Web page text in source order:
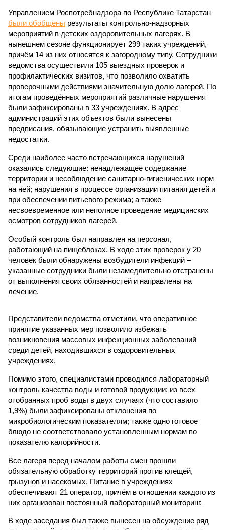
Управлением Роспотребнадзора по Республике Татарстан
были обобщены результаты контрольно-надзорных
мероприятий в детских оздоровительных лагерях. В
нынешнем сезоне функционирует 299 таких учреждений,
причём 14 из них относятся к загородному типу. Сотрудники
ведомства осуществили 105 выездных проверок и
профилактических визитов, что позволило охватить
проверочными действиями значительную долю лагерей. По
итогам проведённых мероприятий различные нарушения
были зафиксированы в 33 учреждениях. В адрес
администраций этих объектов были вынесены
предписания, обязывающие устранить выявленные
недостатки.
Среди наиболее часто встречающихся нарушений
оказались следующие: ненадлежащее содержание
территории и несоблюдение санитарно-гигиенических норм
на ней; нарушения в процессе организации питания детей и
при обеспечении питьевого режима; а также
несвоевременное или неполное проведение медицинских
осмотров сотрудников лагерей.
Особый контроль был направлен на персонал,
работающий на пищеблоках. В ходе этих проверок у 20
человек были обнаружены возбудители инфекций –
указанные сотрудники были незамедлительно отстранены
от выполнения своих обязанностей и направлены на
лечение.
Представители ведомства отметили, что оперативное
принятие указанных мер позволило избежать
возникновения массовых инфекционных заболеваний
среди детей, находившихся в оздоровительных
учреждениях.
Помимо этого, специалистами проводился лабораторный
контроль качества воды и готовой продукции: из всех
отобранных проб воды в двух случаях (что составило
1,9%) были зафиксированы отклонения по
микробиологическим показателям; также одно готовое
блюдо не соответствовало установленным нормам по
показателю калорийности.
Все лагеря перед началом работы смен прошли
обязательную обработку территорий против клещей,
грызунов и насекомых. Питание в учреждениях
обеспечивают 21 оператор, причём в отношении каждого из
них организован постоянный лабораторный мониторинг.
В ходе заседания был также вынесен на обсуждение ряд